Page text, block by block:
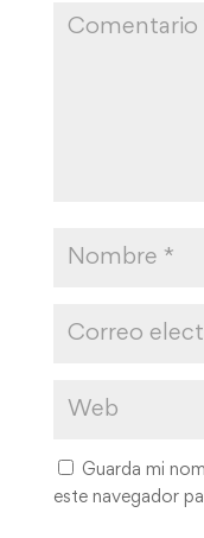
Guarda mi
este navegador